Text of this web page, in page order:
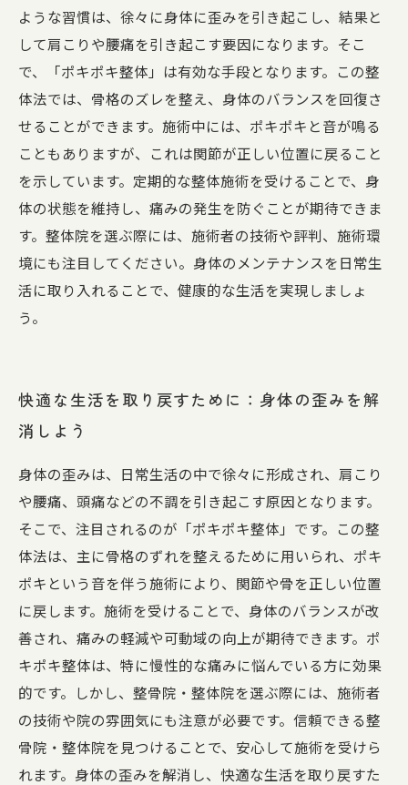
ような習慣は、徐々に身体に歪みを引き起こし、結果と
して肩こりや腰痛を引き起こす要因になります。そこ
で、「ポキポキ整体」は有効な手段となります。この整
体法では、骨格のズレを整え、身体のバランスを回復さ
せることができます。施術中には、ポキポキと音が鳴る
こともありますが、これは関節が正しい位置に戻ること
を示しています。定期的な整体施術を受けることで、身
体の状態を維持し、痛みの発生を防ぐことが期待できま
す。整体院を選ぶ際には、施術者の技術や評判、施術環
境にも注目してください。身体のメンテナンスを日常生
活に取り入れることで、健康的な生活を実現しましょ
う。
快適な生活を取り戻すために：身体の歪みを解
消しよう
身体の歪みは、日常生活の中で徐々に形成され、肩こり
や腰痛、頭痛などの不調を引き起こす原因となります。
そこで、注目されるのが「ポキポキ整体」です。この整
体法は、主に骨格のずれを整えるために用いられ、ポキ
ポキという音を伴う施術により、関節や骨を正しい位置
に戻します。施術を受けることで、身体のバランスが改
善され、痛みの軽減や可動域の向上が期待できます。ポ
キポキ整体は、特に慢性的な痛みに悩んでいる方に効果
的です。しかし、整骨院・整体院を選ぶ際には、施術者
の技術や院の雰囲気にも注意が必要です。信頼できる整
骨院・整体院を見つけることで、安心して施術を受けら
れます。身体の歪みを解消し、快適な生活を取り戻すた